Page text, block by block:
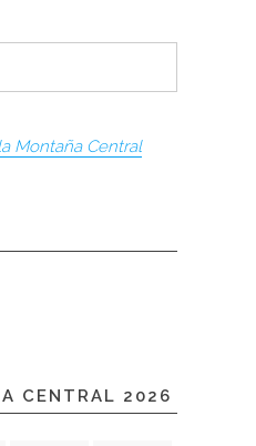
Search
Montaña Central
CENTRAL 2026